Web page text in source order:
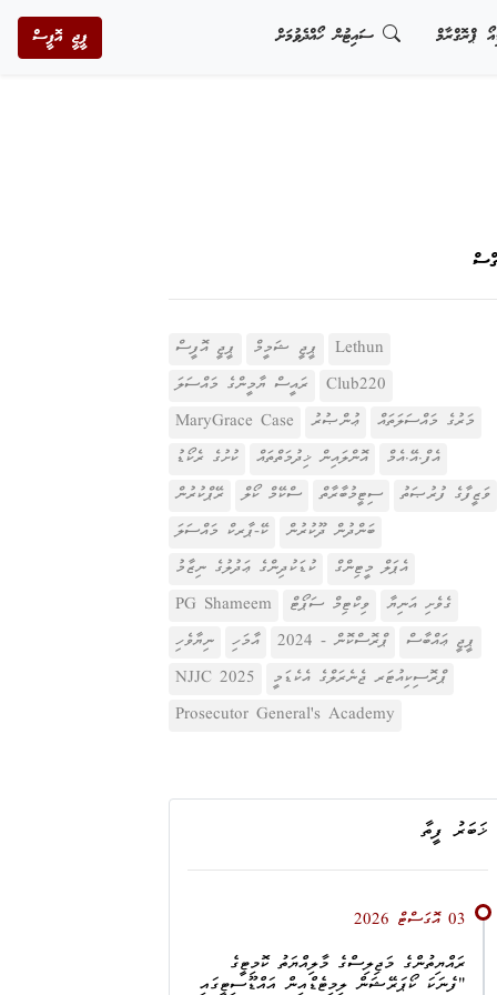
ޕްރޮގްރާމް ސައިޓުން ހޯއްދެވުމަށް ޕީޖީ އޮފީސް
ޕީޖީ އޮފީސް ޕީޖީ ޝަމީމް
Lethun
ރައީސް ޔާމީންގެ މައްސަލަ
Club220
MaryGrace Case
ޢުންޞުރު
މަރުގެ މައްސަލަތައް
ކުށުގެ ރެކޯޑު
އޮންލައިން ޚިދުމަތްތައް
އެފް.އޭ.އެމް
ރޭޕްކުރުން
ސްކޭމް ކޯލް ސިޓީމުބާރާތް
ވަޒީފާގެ ފުރުޞަތު
ކޭ-ޕާރކް މައްސަލަ
ބަންދުން ދޫކުރުން
ކުޑަކުދިންގެ ޢަދުލުގެ ނިޒާމު
އެޕަލް މީޓިންގް
PG Shameem
ވިކްޓިމް ސަޕޯޓް
ގެވެށި އަނިޔާ
ނިޔާވެހި
އާމަހި ޕްރޮސްކޮން - 2024
ޕީޖީ ޢައްބާސް
NJJC 2025
ޕްރޮސިކިއުޓަރ ޖެނެރަލްގެ އެކެޑަމީ
Prosecutor General's Academy
ޚަބަރު ފީތާ
03 އޮގަސްޓް 2026
ރައްޔިތުންގެ މަޖިލިސްގެ މާލިއްޔަތު ކޮމިޓީގެ
"ފެނަކަ ކޯޕަރޭޝަން ލިމިޓެޑްއިން އައްޑޫސިޓީގައި